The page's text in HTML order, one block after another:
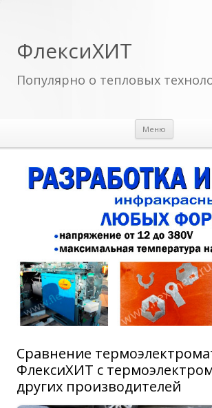
ФлексиХИТ
Популярно о тепловых
Меню
Сравнение
ФлексиХИТ с
других производителей